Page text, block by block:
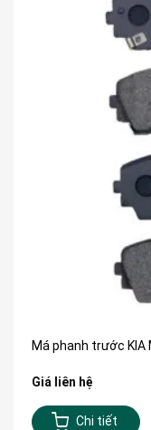
Má phanh trước KIA
Giá liên hệ
Chi tiết